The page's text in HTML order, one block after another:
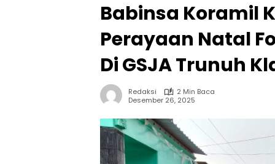
Babinsa Koramil
Perayaan Natal
Di GSJA Trunuh
Redaksi
2 Min Baca
Desember 26, 2025